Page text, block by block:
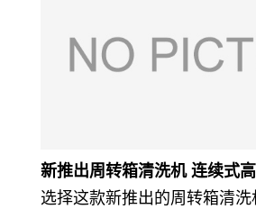
新推出周转箱清洗机 连续式
选择这款新推出的周转箱清